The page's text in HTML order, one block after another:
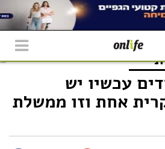
עכשיו יש
אחת וזו ממשלת